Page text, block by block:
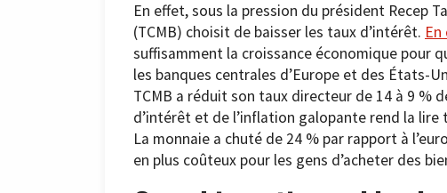
En effet, sous la pression du président Recep
(TCMB) choisit de baisser les taux d’intérêt.
suffisamment la croissance économique pour
les banques centrales d’Europe et des États-
TCMB a réduit son taux directeur de 14 à 9 %
d’intérêt et de l’inflation galopante rend la
La monnaie a chuté de 24 % par rapport à
en plus coûteux pour les gens d’acheter des